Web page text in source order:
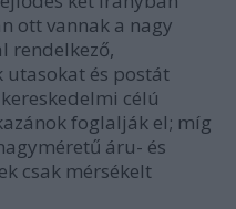
ott vannak a nagy
rendelkező,
utasokat és postát
célú
foglalják el; míg
áru- és
csak mérsékelt